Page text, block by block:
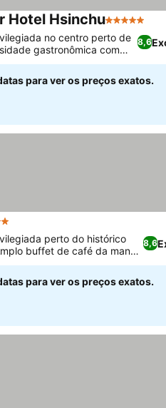
Hotel Hsinchu5 Estrelas
8,6
no centro perto de
gastronômica com
para ver os preços exatos.
8,6
perto do histórico
buffet de café da manhã
para ver os preços exatos.